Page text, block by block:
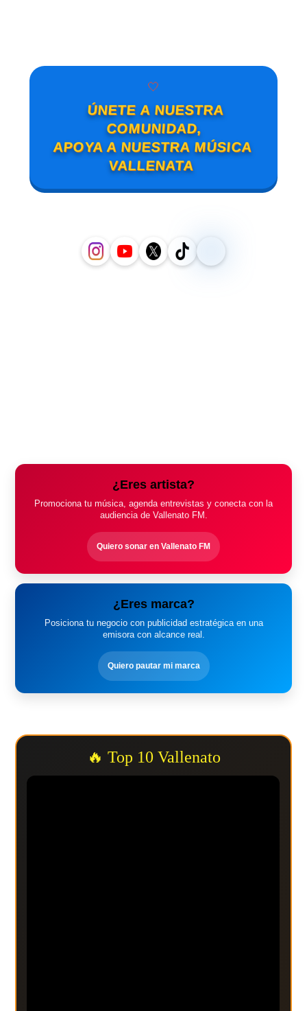
🤍
ÚNETE A NUESTRA
COMUNIDAD,
APOYA A NUESTRA MÚSICA
VALLENATA
¿Eres artista?
Promociona tu música, agenda entrevistas y conecta con la
audiencia de Vallenato FM.
Quiero sonar en Vallenato FM
¿Eres marca?
Posiciona tu negocio con publicidad estratégica en una
emisora con alcance real.
Quiero pautar mi marca
🔥 Top 10 Vallenato